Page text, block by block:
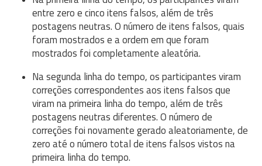
entre zero e cinco itens falsos, além de três
postagens neutras. O número de itens falsos, quais
foram mostrados e a ordem em que foram
mostrados foi completamente aleatória.
Na segunda linha do tempo, os participantes viram
correções correspondentes aos itens falsos que
viram na primeira linha do tempo, além de três
postagens neutras diferentes. O número de
correções foi novamente gerado aleatoriamente, de
zero até o número total de itens falsos vistos na
primeira linha do tempo.